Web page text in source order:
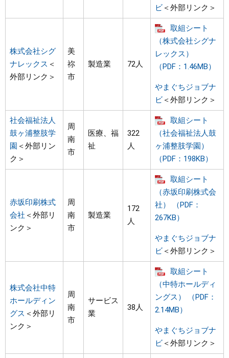
ビ＜外部リンク＞
株式会社シグ
ナレックス ＜
外部リンク＞
美
祢
市
製造業 72人
取組シート
（株式会社シグナ
レックス）
（PDF：1.46MB）
やまぐちジョブナ
ビ＜外部リンク＞
社会福祉法人
鼓ヶ浦整肢学
園 ＜外部リン
ク＞
周
南
市
医療、福
祉
322
人
取組シート
（社会福祉法人鼓
ヶ浦整肢学園）
（PDF：198KB）
赤坂印刷株式
会社 ＜外部リ
ンク＞
周
南
市
製造業
172
人
取組シート
（赤坂印刷株式会
社） （PDF：
267KB）
やまぐちジョブナ
ビ＜外部リンク＞
株式会社中特
ホールディン
グス ＜外部リ
ンク＞
周
南
市
サービス
業
38人
取組シート
（中特ホールディ
ングス） （PDF：
2.14MB）
やまぐちジョブナ
ビ＜外部リンク＞